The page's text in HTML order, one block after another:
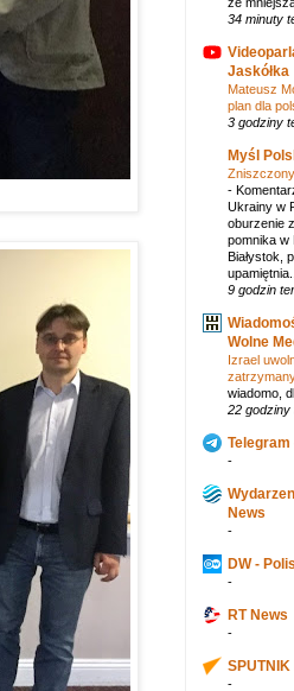
34 minuty
Jaskółka
Mateusz
plan dla
3 godziny
Myśl
-
Ukrainy w
oburzenie
pomnika w
Białystok,
upamiętnia...
9 godzin
Wolne
Izrael
wiadomo,
22 godziny
-
News
-
DW -
-
RT News
-
-